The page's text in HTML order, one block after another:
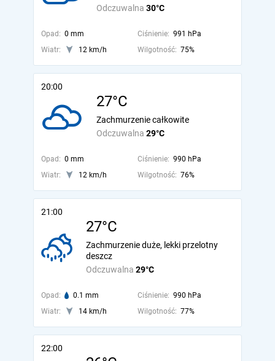
Odczuwalna 30°C
Opad: 0 mm Ciśnienie: 991 hPa
Wiatr:
12 km/h Wilgotność: 75%
20:00
27°C
Odczuwalna 29°C
Zachmurzenie całkowite
Opad: 0 mm Ciśnienie: 990 hPa
Wiatr:
12 km/h Wilgotność: 76%
21:00
27°C
Odczuwalna 29°C
Zachmurzenie duże, lekki przelotny
deszcz
Opad: 0.1 mm Ciśnienie: 990 hPa
Wiatr:
14 km/h Wilgotność: 77%
22:00